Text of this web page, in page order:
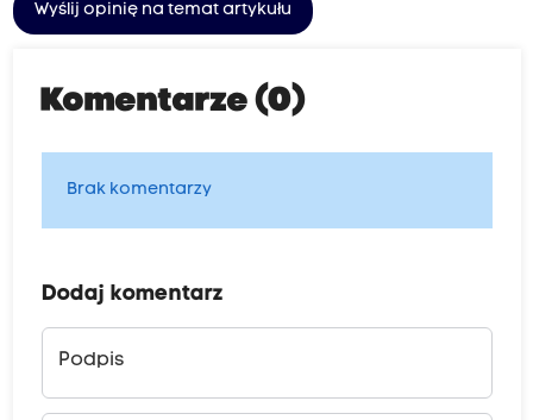
Wyślij opinię na temat artykułu
Komentarze (0)
Brak komentarzy
Dodaj komentarz
Podpis